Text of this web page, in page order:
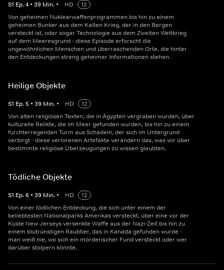
S1 Ep.4 • 39 Min. • HD
12
Von geheimen Nuklearwaffenprogrammen bis hin zu einem
geheimen Bunker aus dem Kalten Krieg, der in den Bergen
versteckt ist, oder sogar Technologie aus dem Zweiten Weltkrieg
auf dem Meeresgrund - diese Episode erforscht die
ungewöhnlichen Menschen und überraschenden Orte, die hinter
den Entdeckungen streng geheimer Informationen stehen.
Heilige Objekte
S1 Ep.5 • 39 Min. • HD
12
Von alten religiösen Texten, die in Ägypten vergraben wurden, über
kulturelle Relikte, die im Meer gefunden wurden, bis hin zu einem
furchterregenden Turm aus Schädeln, der sich im Untergrund
verbirgt - diese verlorenen Artefakte verändern das, was wir über
bestimmte religiöse Überzeugungen zu wissen glaubten.
Tödliche Objekte
S1 Ep.6 • 39 Min. • HD
12
Von einer tödlichen Entdeckung, die sich unter einem der
beliebtesten Nationalparks Amerikas versteckt, über eine vor der
Küste New Jerseys versenkte Waffe aus der Nazi-Zeit bis hin zu
einem blutrünstigen Raubtier, das in Kanada gefunden wurde -
man weiß nie, wo sich ein mörderischer Fund versteckt oder wer
darüber stolpern könnte.